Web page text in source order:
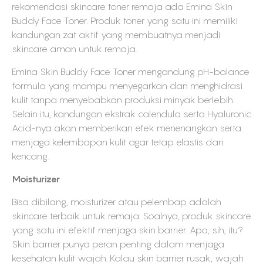
rekomendasi skincare toner remaja ada Emina Skin
Buddy Face Toner. Produk toner yang satu ini memiliki
kandungan zat aktif yang membuatnya menjadi
skincare aman untuk remaja.
Emina Skin Buddy Face Toner mengandung pH-balance
formula yang mampu menyegarkan dan menghidrasi
kulit tanpa menyebabkan produksi minyak berlebih.
Selain itu, kandungan ekstrak calendula serta Hyaluronic
Acid-nya akan memberikan efek menenangkan serta
menjaga kelembapan kulit agar tetap elastis dan
kencang.
Moisturizer
Bisa dibilang, moisturizer atau pelembap adalah
skincare terbaik untuk remaja. Soalnya, produk skincare
yang satu ini efektif menjaga skin barrier. Apa, sih, itu?
Skin barrier punya peran penting dalam menjaga
kesehatan kulit wajah. Kalau skin barrier rusak, wajah